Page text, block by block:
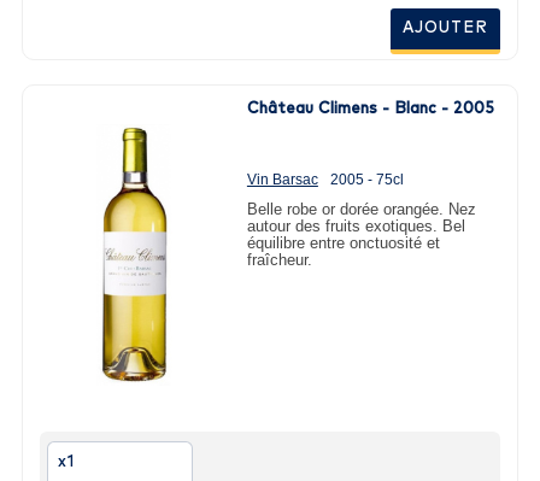
AJOUTER
Château Climens - Blanc - 2005
Vin Barsac 2005 - 75cl
Belle robe or dorée orangée. Nez
autour des fruits exotiques. Bel
équilibre entre onctuosité et
fraîcheur.
x1